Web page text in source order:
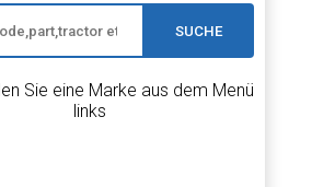
SUCHE
Sie eine Marke aus dem Menü
links